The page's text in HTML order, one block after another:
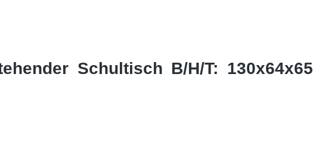
Schultisch B/H/T: 130x64x65